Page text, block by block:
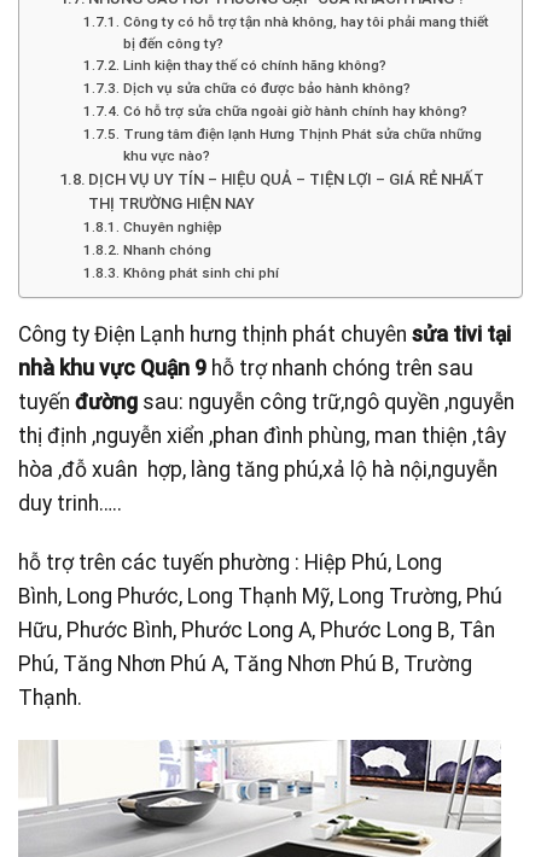
Công ty có hỗ trợ tận nhà không, hay tôi phải mang thiết
bị đến công ty?
Linh kiện thay thế có chính hãng không?
Dịch vụ sửa chữa có được bảo hành không?
Có hỗ trợ sửa chữa ngoài giờ hành chính hay không?
Trung tâm điện lạnh Hưng Thịnh Phát sửa chữa những
khu vực nào?
DỊCH VỤ UY TÍN – HIỆU QUẢ – TIỆN LỢI – GIÁ RẺ NHẤT
THỊ TRƯỜNG HIỆN NAY
Chuyên nghiệp
Nhanh chóng
Không phát sinh chi phí
Công ty Điện Lạnh hưng thịnh phát chuyên sửa tivi tại
nhà khu vực Quận 9 hỗ trợ nhanh chóng trên sau
tuyến đường sau: nguyễn công trữ,ngô quyền ,nguyễn
thị định ,nguyễn xiển ,phan đình phùng, man thiện ,tây
hòa ,đỗ xuân hợp, làng tăng phú,xả lộ hà nội,nguyễn
duy trinh…..
hỗ trợ trên các tuyến phường : Hiệp Phú, Long
Bình, Long Phước, Long Thạnh Mỹ, Long Trường, Phú
Hữu, Phước Bình, Phước Long A, Phước Long B, Tân
Phú, Tăng Nhơn Phú A, Tăng Nhơn Phú B, Trường
Thạnh.